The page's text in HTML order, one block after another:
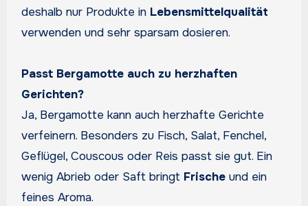
deshalb nur Produkte in Lebensmittelqualität
verwenden und sehr sparsam dosieren.
Passt Bergamotte auch zu herzhaften
Gerichten?
Ja, Bergamotte kann auch herzhafte Gerichte
verfeinern. Besonders zu Fisch, Salat, Fenchel,
Geflügel, Couscous oder Reis passt sie gut. Ein
wenig Abrieb oder Saft bringt Frischeund ein
feines Aroma.